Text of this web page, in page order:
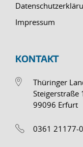
Impressum
KONTAKT
Thüringer
Steigerstraße
99096 Erfurt
0361 21177-0